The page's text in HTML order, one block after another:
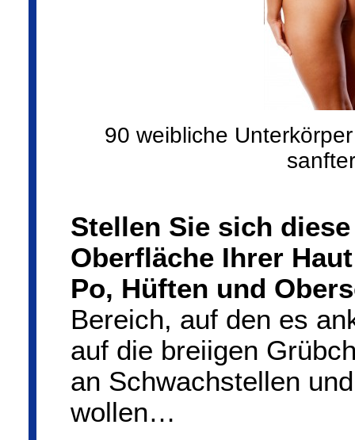
90 weibliche
Stellen Sie sich
Oberfläche Ihrer
Po, Hüften und
Bereich, auf den es
auf die breiigen
an Schwachstellen
wollen…